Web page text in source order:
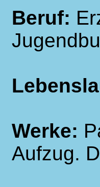
Beruf:
Werke:
Aufzug.